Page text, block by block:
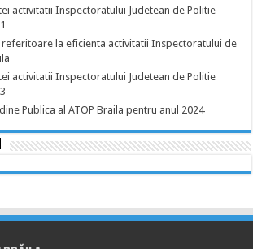
activitatii Inspectoratului Judetean de Politie
la eficienta activitatii Inspectoratului de
activitatii Inspectoratului Judetean de Politie
Publica al ATOP Braila pentru anul 2024